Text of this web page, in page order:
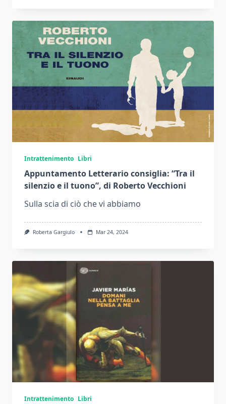
Intrattenimento Libri
Appuntamento Letterario consiglia: “Tra il
silenzio e il tuono”, di Roberto Vecchioni
Sulla scia di ciò che vi abbiamo
Roberta Gargiulo Mar 24, 2024
Intrattenimento Libri